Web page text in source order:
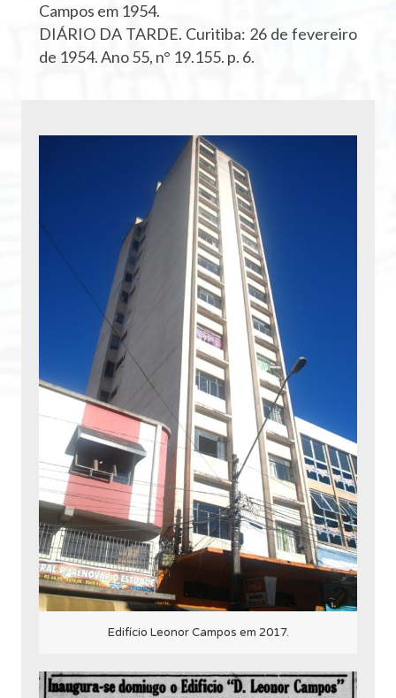
Campos em 1954.
DIÁRIO DA TARDE. Curitiba: 26 de fevereiro
de 1954. Ano 55, n° 19.155. p. 6.
Edifício Leonor Campos em 2017.